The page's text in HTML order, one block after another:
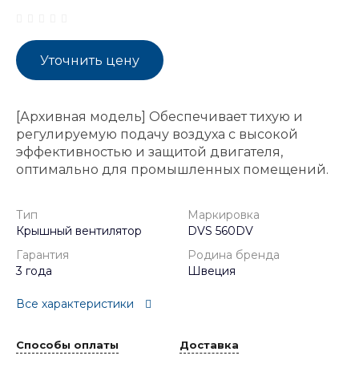
Уточнить цену
[Архивная модель] Обеспечивает тихую и
регулируемую подачу воздуха с высокой
эффективностью и защитой двигателя,
оптимально для промышленных помещений.
Тип
Крышный вентилятор
Маркировка
DVS 560DV
Гарантия
3 года
Родина бренда
Швеция
Все характеристики
Способы оплаты Доставка